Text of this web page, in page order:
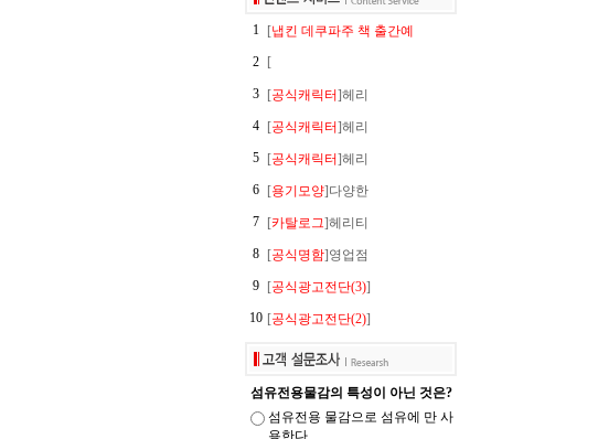
1 [냅킨 데쿠파주 책 출간예
2
[
3 [공식캐릭터]헤리
4
[공식캐릭터]헤리
5
[공식캐릭터]헤리
6
[용기모양]다양한
7
[카탈로그]헤리티
8
[공식명함]영업점
9
[공식광고전단(3)]
10 [공식광고전단(2)]
섬유전용물감의 특성이 아닌 것은?
섬유전용 물감으로 섬유에 만 사
용한다.